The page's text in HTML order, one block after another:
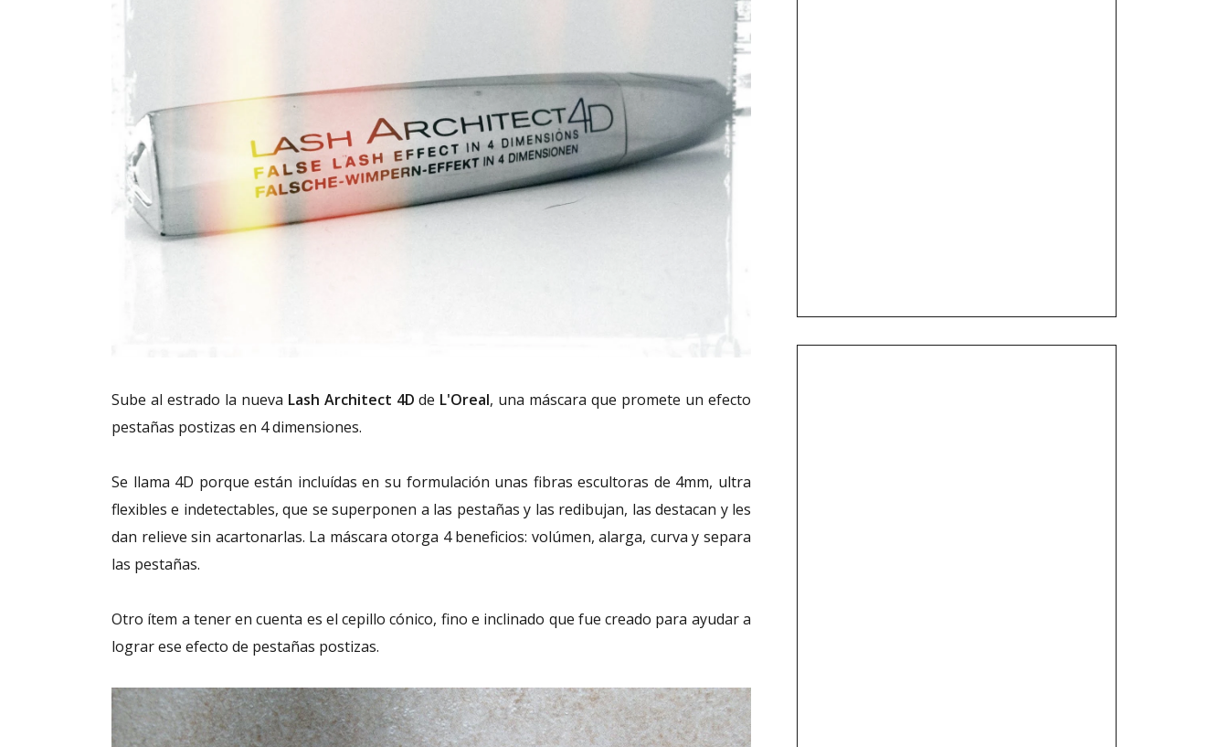
Sube al estrado la nueva Lash Architect 4D de L'Oreal, una máscara que promete un efecto
pestañas postizas en 4 dimensiones.
Se llama 4D porque están incluídas en su formulación unas fibras escultoras de 4mm, ultra
flexibles e indetectables, que se superponen a las pestañas y las redibujan, las destacan y les
dan relieve sin acartonarlas. La máscara otorga 4 beneficios: volúmen, alarga, curva y separa
las pestañas.
Otro ítem a tener en cuenta es el cepillo cónico, fino e inclinado que fue creado para ayudar a
lograr ese efecto de pestañas postizas.